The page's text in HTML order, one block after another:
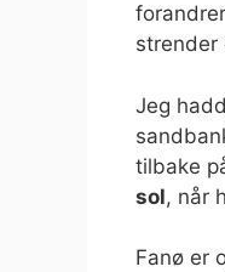
strender
Jeg
tilbake
sol, når
Fanø er